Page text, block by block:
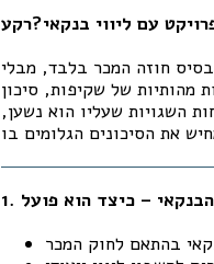
עם ליווי בנקאי?רקע
חוזה המכר בלבד, מבלי
של שקיפות, סיכון
השגויות שעליו הוא נשען,